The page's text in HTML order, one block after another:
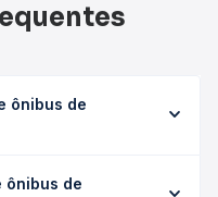
ônibus de
conforme a viação, o
ônibus de